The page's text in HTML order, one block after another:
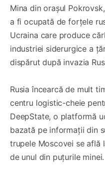
Mina din orașul
a fi ocupată de forțele
Ucraina care produce
industriei siderurgice a
dispărut după invazia
Rusia încearcă de mult
centru logistic-cheie
DeepState, o platformă
bazată pe informații din
trupele Moscovei se
de unul din puțurile minei.